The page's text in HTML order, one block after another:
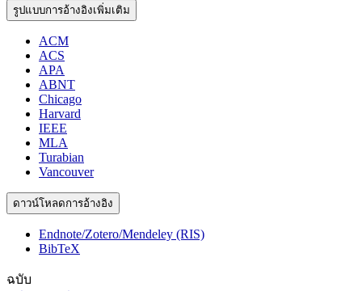
รูปแบบการอ้างอิงเพิ่มเติม
ACM
ACS
APA
ABNT
Chicago
Harvard
IEEE
MLA
Turabian
Vancouver
ดาวน์โหลดการอ้างอิง
Endnote/Zotero/Mendeley (RIS)
BibTeX
ฉบับ